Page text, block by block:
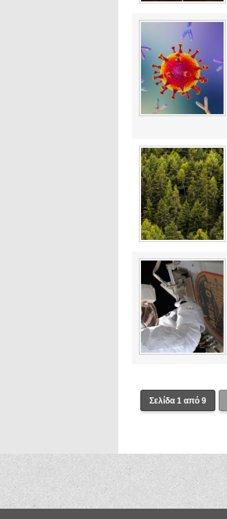
Σελίδα 1 από 9